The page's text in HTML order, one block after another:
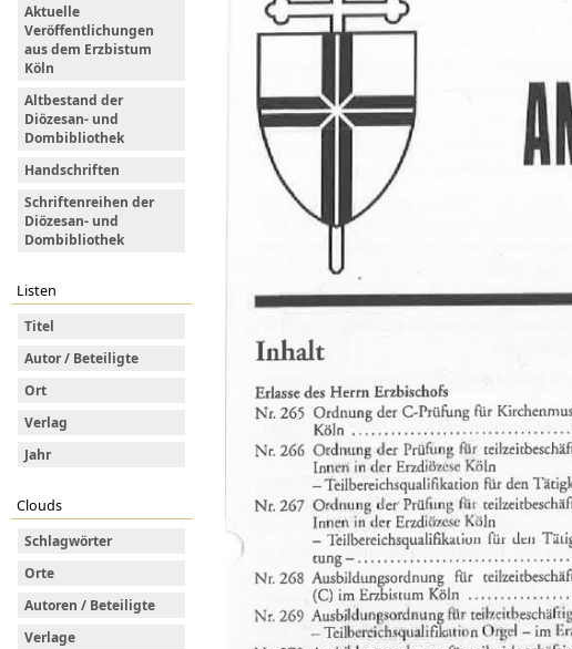
Aktuelle
Veröffentlichungen
aus dem Erzbistum
Köln
Altbestand der
Diözesan- und
Dombibliothek
Handschriften
Schriftenreihen der
Diözesan- und
Dombibliothek
Listen
Titel
Autor / Beteiligte
Ort
Verlag
Jahr
Clouds
Schlagwörter
Orte
Autoren / Beteiligte
Verlage